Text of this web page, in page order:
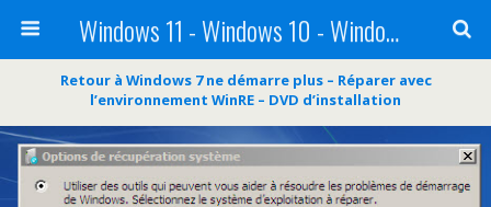
Windows 11 - Windows 10 - Windows 8 - Windows 7 - VISTA
Retour à Windows 7 ne démarre plus – Réparer avec
l’environnement WinRE – DVD d’installation